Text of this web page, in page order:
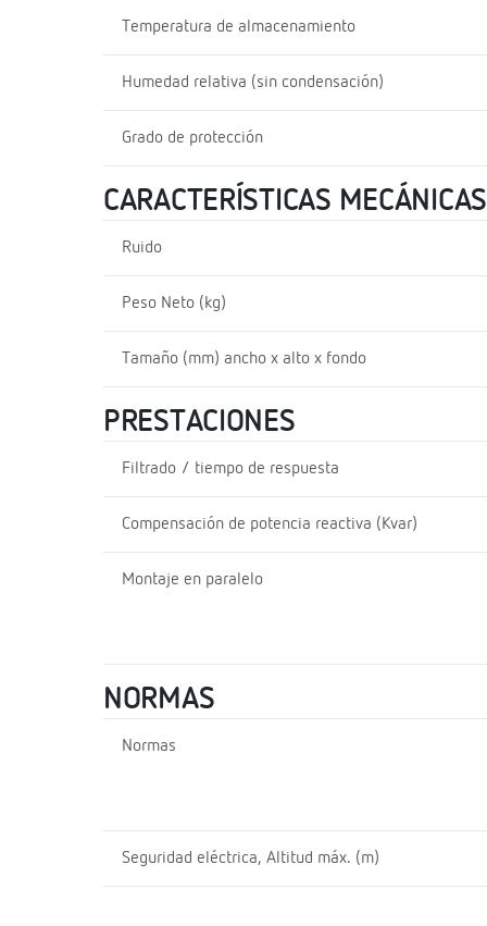
Temperatura de almacenamiento
Humedad relativa (sin condensación)
Grado de protección
CARACTERÍSTICAS MECÁNICAS
Ruido
Peso Neto (kg)
Tamaño (mm) ancho x alto x fondo
PRESTACIONES
Filtrado / tiempo de respuesta
Compensación de potencia reactiva (Kvar)
Montaje en paralelo
NORMAS
Normas
Seguridad eléctrica, Altitud máx. (m)